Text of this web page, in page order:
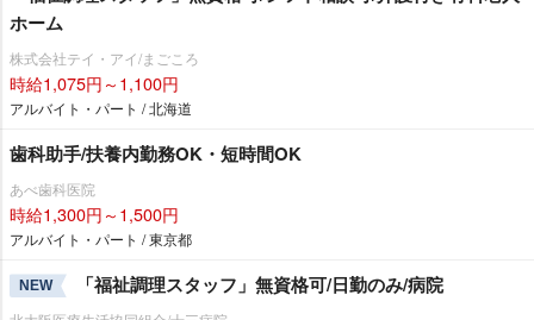
ホーム
株式会社テイ・アイ/まごころ
時給1,075円～1,100円
アルバイト・パート / 北海道
歯科助手/扶養内勤務OK・短時間OK
あべ歯科医院
時給1,300円～1,500円
アルバイト・パート / 東京都
NEW 「福祉調理スタッフ」無資格可/日勤のみ/病院